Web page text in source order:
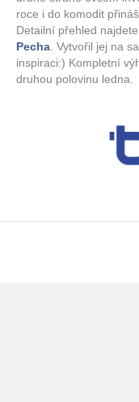
roce i do komodit
Detailní přehled najdete
Pecha . Vytvořil jej na
inspiraci:) Kompletní
druhou polovinu ledna.